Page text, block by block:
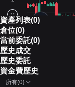
資產列表(0)
倉位(0)
當前委託(0)
歷史成交
歷史委託
資金費歷史
所有(0)